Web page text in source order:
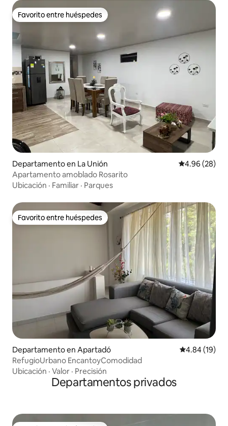
Favorito entre huéspedes
Favorito entre huéspedes
Departamento en La Unión Calificación
4.96 (28)
Apartamento amoblado Rosarito
Ubicación · Familiar · Parques
Favorito entre huéspedes
Favorito entre huéspedes
Departamento en Apartadó Calificación
4.84 (19)
RefugioUrbano EncantoyComodidad
Ubicación · Valor · Precisión
Departamentos privados